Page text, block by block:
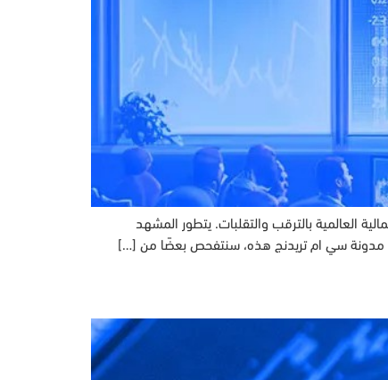
الإستراتيجية للربع الرابع من عام 2023! في الربع الأخير من عام 2023، تعج الأسواق المالية العالمية بالترقب والتقلبات. يتطور المشهد
في مدونة سي ام تريدنج هذه، سنتفحص بعضًا من […]